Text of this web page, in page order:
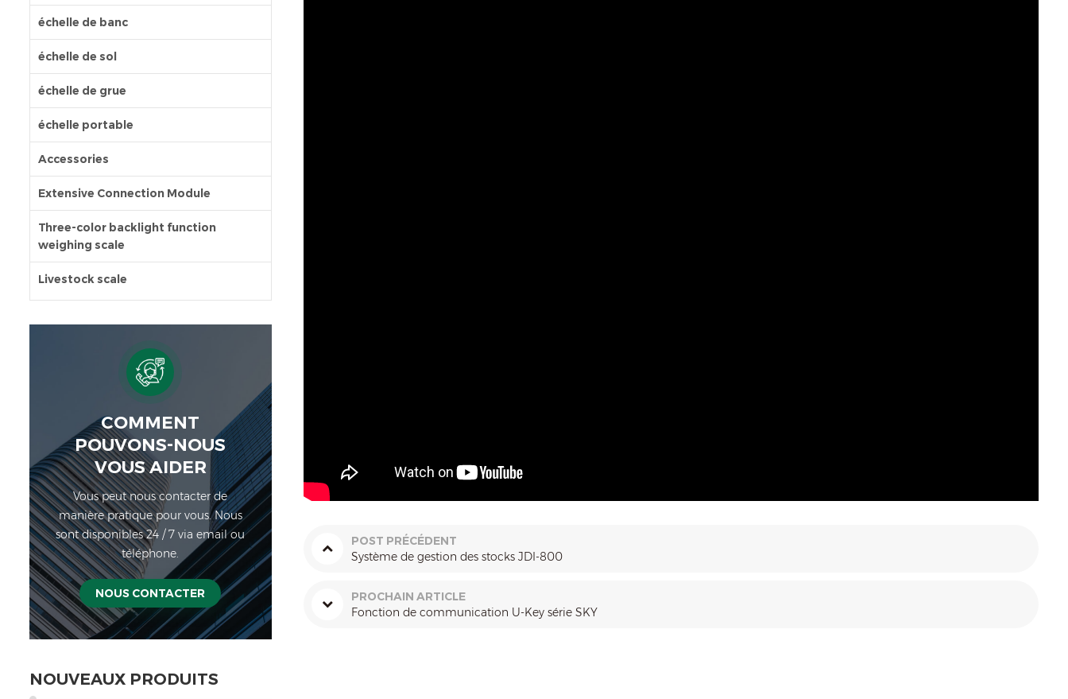
échelle de banc
échelle de sol
échelle de grue
échelle portable
Accessories
Extensive Connection Module
Three-color backlight function
weighing scale
Livestock scale
COMMENT
POUVONS-NOUS
VOUS AIDER
Vous peut nous contacter de
manière pratique pour vous. Nous
sont disponibles 24 / 7 via email ou
téléphone.
NOUS CONTACTER
NOUVEAUX PRODUITS
POST PRÉCÉDENT
Système de gestion des stocks JDI-800
PROCHAIN ARTICLE
Fonction de communication U-Key série SKY